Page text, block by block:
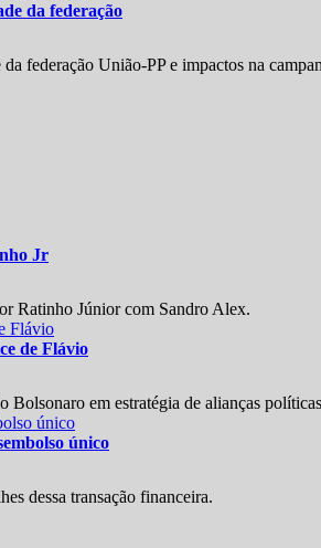
da federação
federação União-PP e impactos na
Jr
Ratinho Júnior com Sandro Alex.
de Flávio
em estratégia de alianças
único
dessa transação financeira.